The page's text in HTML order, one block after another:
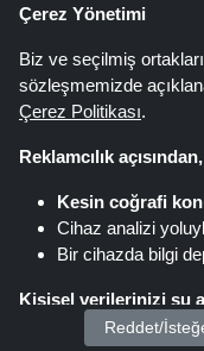
Spout’tan
indirim kodu
kopyalayın.
Geçin
sürecini
için
Kodu
Kupon
Çerez Yönetimi
Biz ve seçilmiş
sözleşmemizde
Çerez Politikası.
Reklamcılık
Kesin coğrafi
Cihaz analizi
Bir cihazda bilgi
Kişisel verilerinizi şu
Kişiselleştirilmiş
Reddet/